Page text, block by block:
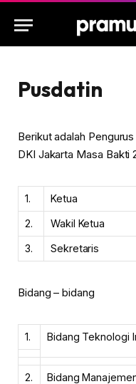
Pusdatin
Berikut adalah
DKI Jakarta Masa Bakti
1. Ketua
2. Wakil Ketua
3. Sekretaris
Bidang – bidang
1. Bidang Teknologi
2. Bidang